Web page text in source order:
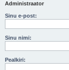
Administraator
Sinu e-post:
Sinu nimi:
Pealkiri: